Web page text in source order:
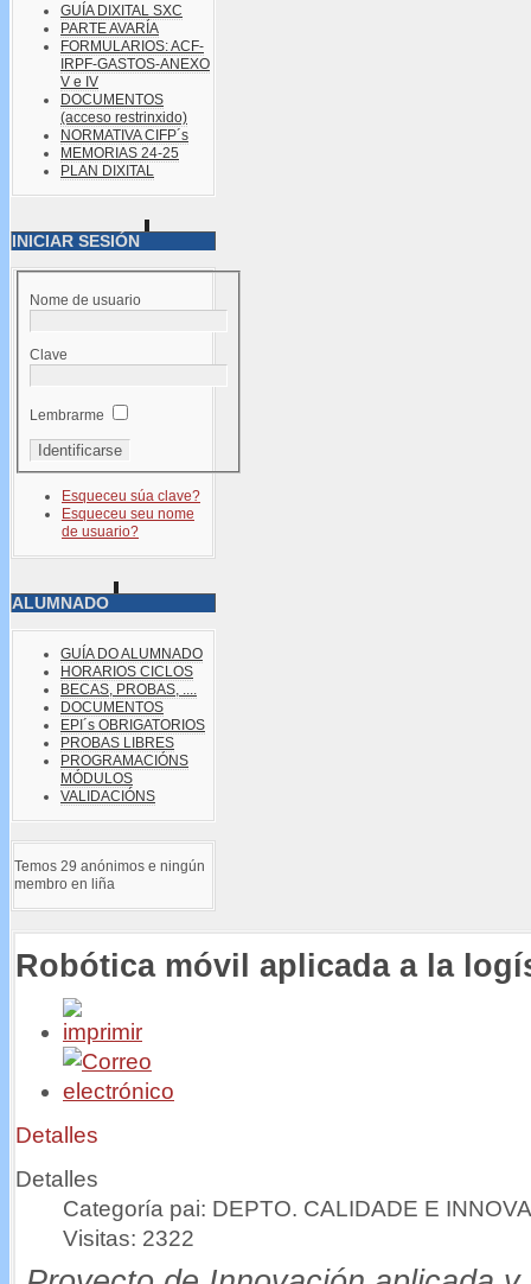
GUÍA DIXITAL SXC
PARTE AVARÍA
FORMULARIOS: ACF-
IRPF-GASTOS-ANEXO
V e IV
DOCUMENTOS
(acceso restrinxido)
NORMATIVA CIFP´s
MEMORIAS 24-25
PLAN DIXITAL
INICIAR SESIÓN
Nome de usuario
Clave
Lembrarme
Esqueceu súa clave?
Esqueceu seu nome
de usuario?
ALUMNADO
GUÍA DO ALUMNADO
HORARIOS CICLOS
BECAS, PROBAS, ....
DOCUMENTOS
EPI´s OBRIGATORIOS
PROBAS LIBRES
PROGRAMACIÓNS
MÓDULOS
VALIDACIÓNS
Temos 29 anónimos e ningún
membro en liña
Robótica móvil aplicada a la
Detalles
Detalles
Categoría pai: DEPTO. CALIDADE E
Visitas: 2322